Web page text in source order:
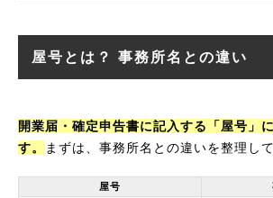
屋号とは？ 事務所名との違い
開業届・確定申告書に記入する「屋号」
す。
まずは、事務所名との違いを整理し
屋号